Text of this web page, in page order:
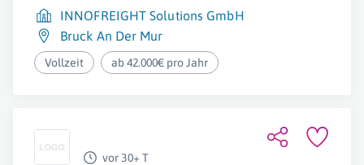
INNOFREIGHT Solutions GmbH
Bruck An Der Mur
Vollzeit ab 42.000€ pro Jahr
vor 30+ T